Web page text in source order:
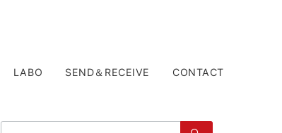
LABO SEND＆RECEIVE CONTACT